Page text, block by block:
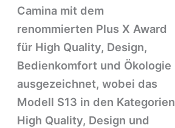
Camina mit dem
renommierten Plus X Award
für High Quality, Design,
Bedienkomfort und Ökologie
ausgezeichnet, wobei das
Modell S13 in den Kategorien
High Quality, Design und